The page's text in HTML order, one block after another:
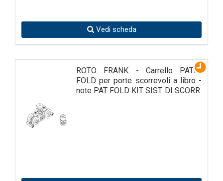
Vedi scheda
ROTO FRANK - Carrello PATIO
FOLD per porte scorrevoli a libro -
note PAT FOLD KIT SIST. DI SCORR